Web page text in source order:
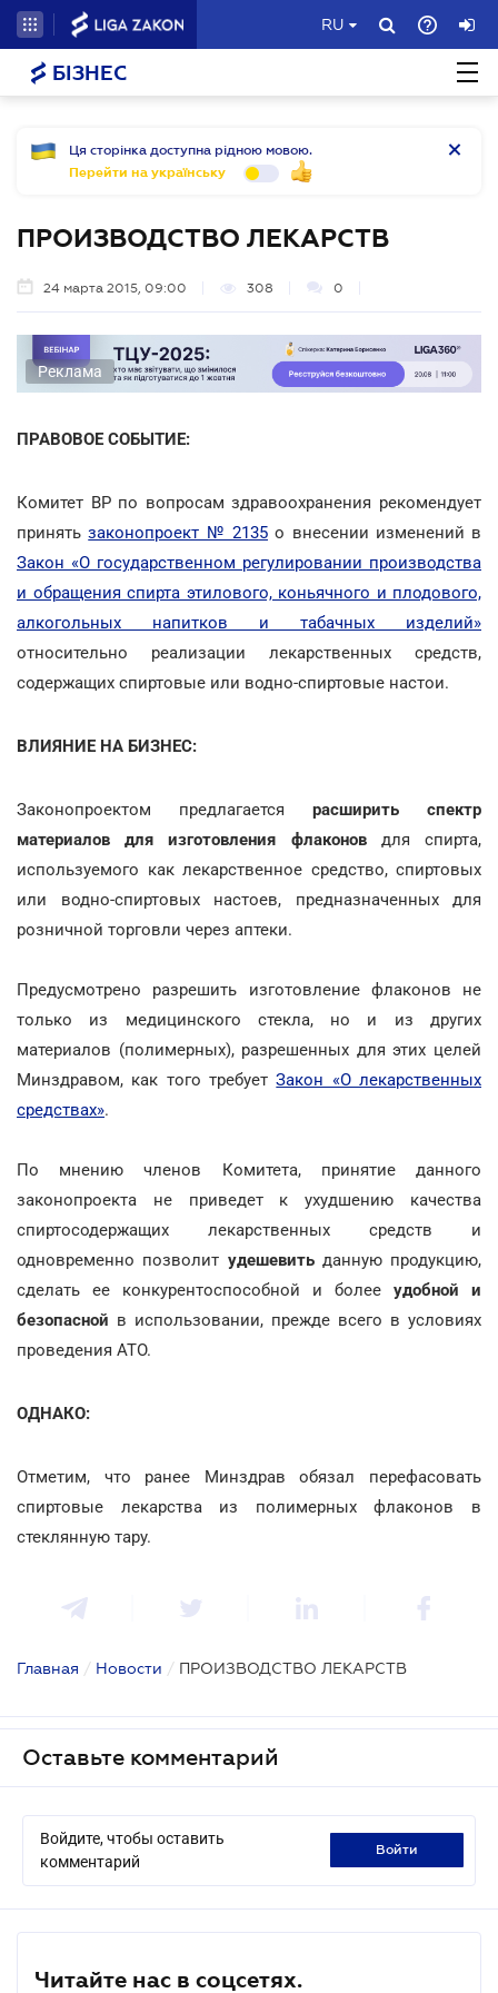
RU
БІЗНЕС
Ця сторінка доступна рідною мовою.
Перейти на українську
ПРОИЗВОДСТВО ЛЕКАРСТВ
24 марта 2015, 09:00 308 0
Реклама
ПРАВОВОЕ СОБЫТИЕ:
Комитет ВР по вопросам здравоохранения рекомендует
принятьзаконопроект № 2135 о внесении изменений в
Закон «О государственном регулировании производства
и обращения спирта этилового, коньячного и плодового,
алкогольных напитков и табачных изделий»
относительно реализации лекарственных средств,
содержащих спиртовые или водно-спиртовые настои.
ВЛИЯНИЕ НА БИЗНЕС:
Законопроектом предлагается расширить спектр
материалов для изготовления флаконов для спирта,
используемого как лекарственное средство, спиртовых
или водно-спиртовых настоев, предназначенных для
розничной торговли через аптеки.
Предусмотрено разрешить изготовление флаконов не
только из медицинского стекла, но и из других
материалов (полимерных), разрешенных для этих целей
Минздравом, как того требуетЗакон «О лекарственных
средствах».
По мнению членов Комитета, принятие данного
законопроекта не приведет к ухудшению качества
спиртосодержащих лекарственных средств и
одновременно позволит удешевить данную продукцию,
сделать ее конкурентоспособной и более удобной и
безопасной в использовании, прежде всего в условиях
проведения АТО.
ОДНАКО:
Отметим, что ранее Минздрав обязал перефасовать
спиртовые лекарства из полимерных флаконов в
стеклянную тару.
Главная / Новости / ПРОИЗВОДСТВО ЛЕКАРСТВ
Оставьте комментарий
Войдите, чтобы оставить
комментарий
войти
Читайте нас в соцсетях.